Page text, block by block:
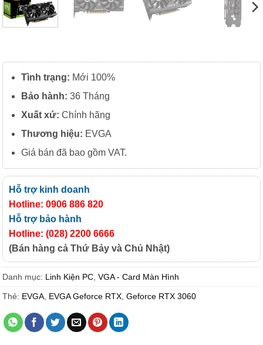
Tình trạng: Mới 100%
Bảo hành: 36 Tháng
Xuất xứ: Chính hãng
Thương hiệu: EVGA
Giá bán đã bao gồm VAT.
Hỗ trợ kinh doanh
Hotline: 0906 886 820
Hỗ trợ bảo hành
Hotline: (028) 2200 6666
(Bán hàng cả Thứ Bảy và Chủ Nhật)
Danh mục: Linh Kiện PC VGA - Card Màn Hình
Thẻ: EVGA EVGA Geforce RTX Geforce RTX 3060